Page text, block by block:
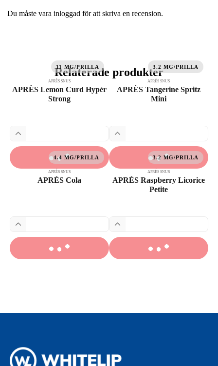
Du måste vara inloggad för att skriva en recension.
Relaterade produkter
11 MG/PRILLA
APRÉS SNUS
APRÈS Lemon Curd Hypèr
Strong
3.2 MG/PRILLA
APRÉS SNUS
APRÈS Tangerine Spritz
Mini
4.4 MG/PRILLA
APRÉS SNUS
APRÈS Cola
3.2 MG/PRILLA
APRÉS SNUS
APRÈS Raspberry Licorice
Petite